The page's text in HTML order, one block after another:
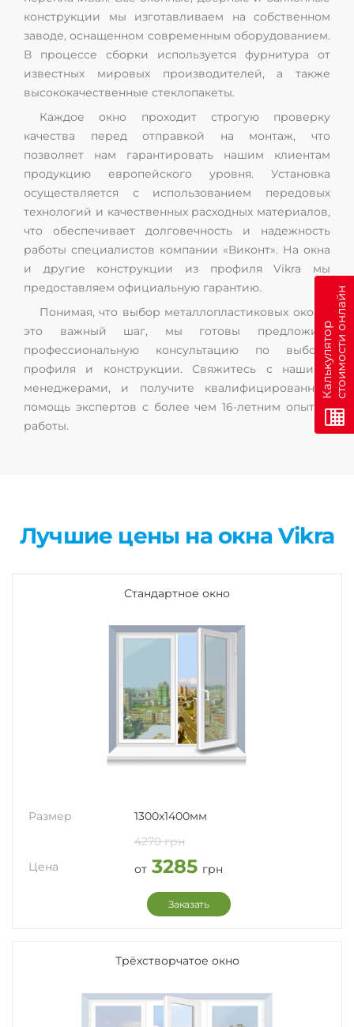
конструкции мы изготавливаем на собственном
заводе, оснащенном современным оборудованием.
В процессе сборки используется фурнитура от
известных мировых производителей, а также
высококачественные стеклопакеты.
Каждое окно проходит строгую проверку
качества перед отправкой на монтаж, что
позволяет нам гарантировать нашим клиентам
продукцию европейского уровня. Установка
осуществляется с использованием передовых
технологий и качественных расходных материалов,
что обеспечивает долговечность и надежность
работы специалистов компании «Виконт». На окна
и другие конструкции из профиля Vikra мы
предоставляем официальную гарантию.
Понимая, что выбор металлопластиковых окон –
это важный шаг, мы готовы предложить
профессиональную консультацию по выбору
профиля и конструкции. Свяжитесь с нашими
менеджерами, и получите квалифицированную
помощь экспертов с более чем 16-летним опытом
работы.
Лучшие цены на окна Vikra
Стандартное окно
Размер
1300x1400мм
4270 грн
Цена
от 3285 грн
Заказать
Трёхстворчатое окно
К
а
л
ь
к
у
л
я
т
о
р
с
т
о
и
м
о
с
т
и
о
н
л
а
йн